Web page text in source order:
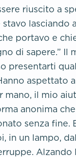
riuscito a
lasciando
portavo e
di sapere.” Il
presentarti
aspettato
mano, il mio
anonima
senza fine.
in un lampo,